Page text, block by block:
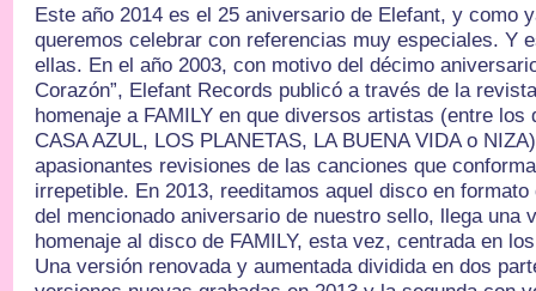
Este año 2014 es el 25 aniversario de Elefant, y como
queremos celebrar con referencias muy especiales. Y
ellas. En el año 2003, con motivo del décimo
Corazón”, Elefant Records publicó a través de la
homenaje a FAMILY en que diversos artistas (entre los
CASA AZUL, LOS PLANETAS, LA BUENA VIDA o
apasionantes revisiones de las canciones que
irrepetible. En 2013, reeditamos aquel disco en
del mencionado aniversario de nuestro sello, llega una
homenaje al disco de FAMILY, esta vez, centrada en
Una versión renovada y aumentada dividida en dos